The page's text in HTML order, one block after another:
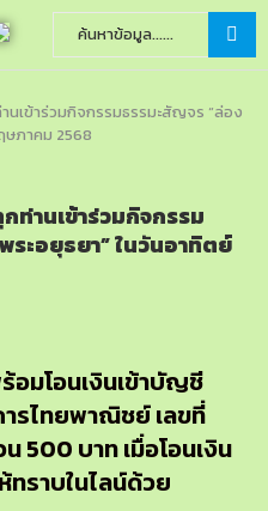
เข้าร่วมกิจกรรมธรรมะสัญจร “ล่อง
ษภาคม 2568
านเข้าร่วมกิจกรรม
ระอยุธยา” ในวันอาทิตย์
อมโอนเงินเข้าบัญชี
รไทยพาณิชย์ เลขที่
500 บาท เมื่อโอนเงิน
ราบในไลน์ด้วย